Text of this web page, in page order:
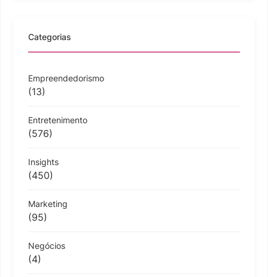
Categorias
Empreendedorismo
(13)
Entretenimento
(576)
Insights
(450)
Marketing
(95)
Negócios
(4)